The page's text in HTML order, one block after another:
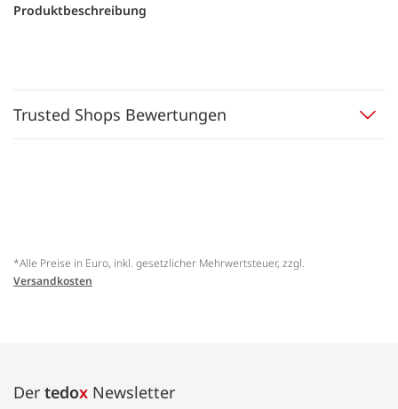
Produktbeschreibung
Trusted Shops Bewertungen
*Alle Preise in Euro, inkl. gesetzlicher Mehrwertsteuer, zzgl.
Versandkosten
Der tedox Newsletter